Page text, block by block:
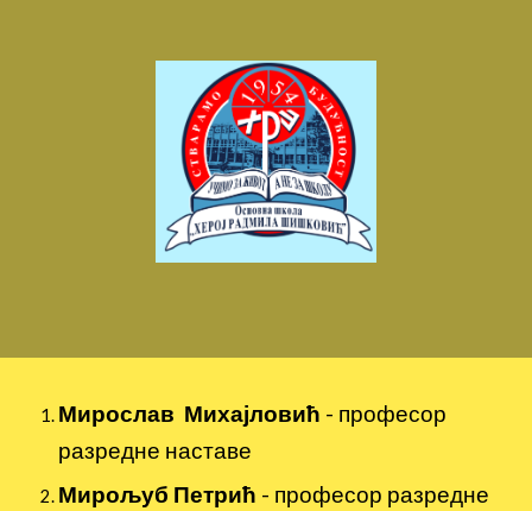
Мирослав Михајловић - професор
разредне наставе
Мирољуб Петрић - професор разредне